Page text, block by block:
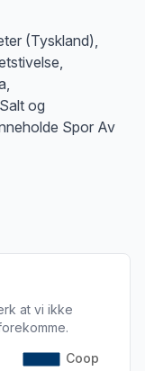
(Tyskland),
og
Spor Av
at vi ikke